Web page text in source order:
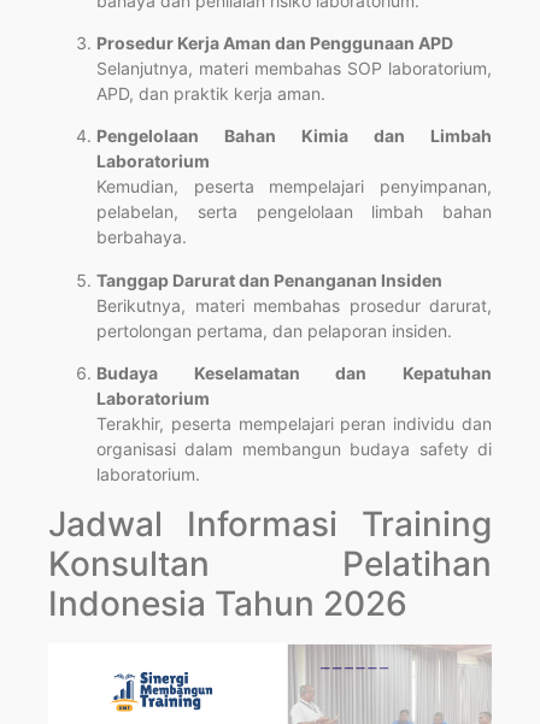
Prosedur Kerja Aman dan Penggunaan APD
Selanjutnya, materi membahas SOP laboratorium,
APD, dan praktik kerja aman.
Pengelolaan Bahan Kimia dan Limbah
Laboratorium
Kemudian, peserta mempelajari penyimpanan,
pelabelan, serta pengelolaan limbah bahan
berbahaya.
Tanggap Darurat dan Penanganan Insiden
Berikutnya, materi membahas prosedur darurat,
pertolongan pertama, dan pelaporan insiden.
Budaya Keselamatan dan Kepatuhan
Laboratorium
Terakhir, peserta mempelajari peran individu dan
organisasi dalam membangun budaya safety di
laboratorium.
Jadwal Informasi Training
Konsultan Pelatihan
Indonesia Tahun 2026